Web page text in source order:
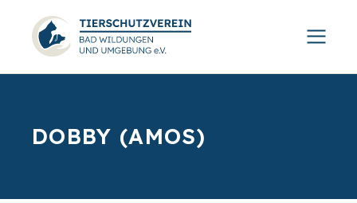
DOBBY (AMOS)